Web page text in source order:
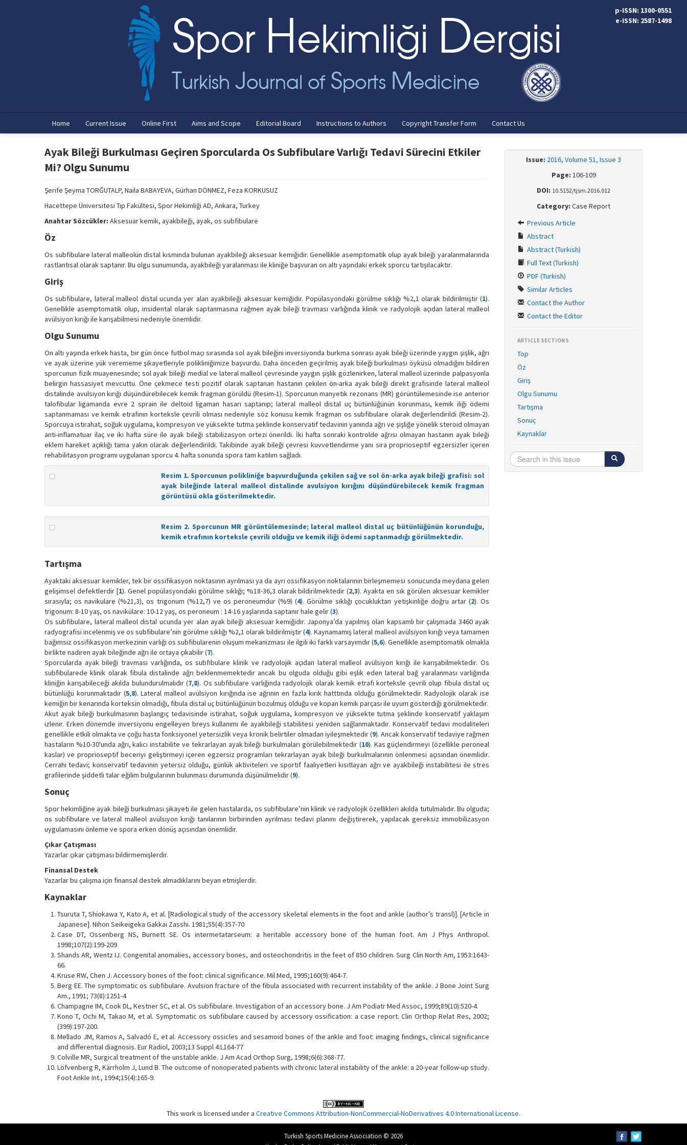
p-ISSN: 1300-0551
e-ISSN: 2587-1498
Home Current Issue Online First Aims and Scope Editorial Board Instructions to Authors Copyright Transfer Form Contact Us
Ayak Bileği Burkulması Geçiren Sporcularda Os Subfibulare Varlığı Tedavi Sürecini Etkiler
Mi? Olgu Sunumu
Şerife Şeyma TORĞUTALP, Naila BABAYEVA, Gürhan DÖNMEZ, Feza KORKUSUZ
Hacettepe Üniversitesi Tıp Fakültesi, Spor Hekimliği AD, Ankara, Turkey
Anahtar Sözcükler: Aksesuar kemik, ayakbileği, ayak, os subfibulare
Öz
Os subfibulare lateral malleolün distal kısmında bulunan ayakbileği aksesuar kemiğidir. Genellikle asemptomatik olup ayak bileği yaralanmalarında
rastlantısal olarak saptanır. Bu olgu sunumunda, ayakbileği yaralanması ile kliniğe başvuran on altı yaşındaki erkek sporcu tartışılacaktır.
Giriş
Os subfibulare, lateral malleol distal ucunda yer alan ayakbileği aksesuar kemiğidir. Popülasyondaki görülme sıklığı %2,1 olarak bildirilmiştir (1).
Genellikle asemptomatik olup, insidental olarak saptanmasına rağmen ayak bileği travması varlığında klinik ve radyolojik açıdan lateral malleol
avülsiyon kırığı ile karışabilmesi nedeniyle önemlidir.
Olgu Sunumu
On altı yaşında erkek hasta, bir gün önce futbol maçı sırasında sol ayak bileğini inversiyonda burkma sonrası ayak bileği üzerinde yaygın şişlik, ağrı
ve ayak üzerine yük verememe şikayetleriyle polikliniğimize başvurdu. Daha önceden geçirilmiş ayak bileği burkulması öyküsü olmadığını bildiren
sporcunun fizik muayenesinde; sol ayak bileği medial ve lateral malleol çevresinde yaygın şişlik gözlenirken, lateral malleol üzerinde palpasyonla
belirgin hassasiyet mevcuttu. Öne çekmece testi pozitif olarak saptanan hastanın çekilen ön-arka ayak bileği direkt grafisinde lateral malleol
distalinde avulsiyon kırığı düşündürebilecek kemik fragman görüldü (Resim-1). Sporcunun manyetik rezonans (MR) görüntülemesinde ise anterior
talofibular ligamanda evre 2 sprain ile deltoid ligaman hasarı saptanıp; lateral malleol distal uç bütünlüğünün korunması, kemik iliği ödemi
saptanmaması ve kemik etrafının korteksle çevrili olması nedeniyle söz konusu kemik fragman os subfibulare olarak değerlendirildi (Resim-2).
Sporcuya istirahat, soğuk uygulama, kompresyon ve yüksekte tutma şeklinde konservatif tedavinin yanında ağrı ve şişliğe yönelik steroid olmayan
anti-inflamatuar ilaç ve iki hafta süre ile ayak bileği stabilizasyon ortezi önerildi. İki hafta sonraki kontrolde ağrısı olmayan hastanın ayak bileği
eklem hareket açıklığı tama yakın olarak değerlendirildi. Takibinde ayak bileği çevresi kuvvetlendirme yanı sıra proprioseptif egzersizler içeren
rehabilitasyon programı uygulanan sporcu 4. hafta sonunda spora tam katılım sağladı.
Resim 1. Sporcunun polikliniğe başvurduğunda çekilen sağ ve sol ön-arka ayak bileği grafisi: sol
ayak bileğinde lateral malleol distalinde avulsiyon kırığını düşündürebilecek kemik fragman
görüntüsü okla gösterilmektedir.
Resim 2. Sporcunun MR görüntülemesinde; lateral malleol distal uç bütünlüğünün korunduğu,
kemik etrafının korteksle çevrili olduğu ve kemik iliği ödemi saptanmadığı görülmektedir.
Tartışma
Ayaktaki aksesuar kemikler, tek bir ossifikasyon noktasının ayrılması ya da ayrı ossifikasyon noktalarının birleşmemesi sonucunda meydana gelen
gelişimsel defektlerdir [1). Genel popülasyondaki görülme sıklığı; %18-36,3 olarak bildirilmektedir (2,3). Ayakta en sık görülen aksesuar kemikler
sırasıyla; os navikulare (%21,3), os trigonum (%12,7) ve os peroneumdur (%9) (4). Görülme sıklığı çocukluktan yetişkinliğe doğru artar (2). Os
trigonum: 8-10 yaş, os navikülare: 10-12 yaş, os peroneum : 14-16 yaşlarında saptanır hale gelir (3).
Os subfibulare, lateral malleol distal ucunda yer alan ayak bileği aksesuar kemiğidir. Japonya’da yapılmış olan kapsamlı bir çalışmada 3460 ayak
radyografisi incelenmiş ve os subfibulare’nin görülme sıklığı %2,1 olarak bildirilmiştir (4). Kaynamamış lateral malleol avülsiyon kırığı veya tamamen
bağımsız ossifikasyon merkezinin varlığı os subfibularenin oluşum mekanizması ile ilgili iki farklı varsayımdır (5,6). Genellikle asemptomatik olmakla
birlikte nadiren ayak bileğinde ağrı ile ortaya çıkabilir (7).
Sporcularda ayak bileği travması varlığında, os subfibulare klinik ve radyolojik açıdan lateral malleol avülsiyon kırığı ile karışabilmektedir. Os
subfibularede klinik olarak fibula distalinde ağrı beklenmemektedir ancak bu olguda olduğu gibi eşlik eden lateral bağ yaralanması varlığında
kliniğin karışabileceği akılda bulundurulmalıdır (7,8). Os subfibulare varlığında radyolojik olarak kemik etrafı korteksle çevrili olup fibula distal uç
bütünlüğü korunmaktadır (5,8). Lateral malleol avülsiyon kırığında ise ağrının en fazla kırık hatttında olduğu görülmektedir. Radyolojik olarak ise
kemiğin bir kenarında korteksin olmadığı, fibula distal uç bütünlüğünün bozulmuş olduğu ve kopan kemik parçası ile uyum gösterdiği görülmektedir.
Akut ayak bileği burkulmasının başlangıç tedavisinde istirahat, soğuk uygulama, kompresyon ve yüksekte tutma şeklinde konservatif yaklaşım
izlenir. Erken dönemde inversiyonu engelleyen breys kullanımı ile ayakbileği stabilitesi yeniden sağlanmaktadır. Konservatif tedavi modaliteleri
genellikle etkili olmakta ve çoğu hasta fonksiyonel yetersizlik veya kronik belirtiler olmadan iyileşmektedir (9). Ancak konservatif tedaviye rağmen
hastaların %10-30'unda ağrı, kalıcı instabilite ve tekrarlayan ayak bileği burkulmaları görülebilmektedir (10). Kas güçlendirmeyi (özellikle peroneal
kaslar) ve proprioseptif beceriyi geliştirmeyi içeren egzersiz programları tekrarlayan ayak bileği burkulmalarının önlenmesi açısından önemlidir.
Cerrahi tedavi; konservatif tedavinin yetersiz olduğu, günlük aktiviteleri ve sportif faaliyetleri kısıtlayan ağrı ve ayakbileği instabilitesi ile stres
grafilerinde şiddetli talar eğilim bulgularının bulunması durumunda düşünülmelidir (9).
Sonuç
Spor hekimliğine ayak bileği burkulması şikayeti ile gelen hastalarda, os subfibulare’nin klinik ve radyolojik özellikleri akılda tutulmalıdır. Bu olguda;
os subfibulare ve lateral malleol avülsiyon kırığı tanılarının birbirinden ayrılması tedavi planını değiştirerek, yapılacak gereksiz immobilizasyon
uygulamasını önleme ve spora erken dönüş açısından önemlidir.
Çıkar Çatışması
Yazarlar çıkar çatışması bildirmemişlerdir.
Finansal Destek
Yazarlar bu çalışma için finansal destek almadıklarını beyan etmişlerdir.
Kaynaklar
Tsuruta T, Shiokawa Y, Kato A, et al. [Radiological study of the accessory skeletal elements in the foot and ankle (author’s transl)]. [Article in
Japanese]. Nihon Seikeigeka Gakkai Zasshi. 1981;55(4):357-70
Case DT, Ossenberg NS, Burnett SE. Os intermetatarseum: a heritable accessory bone of the human foot. Am J Phys Anthropol.
1998;107(2):199-209
Shands AR, Wentz IJ. Congenital anomalies, accessory bones, and osteochondritis in the feet of 850 children. Surg Clin North Am, 1953:1643-
66.
Kruse RW, Chen J. Accessory bones of the foot: clinical significance. Mil Med, 1995;160(9):464-7.
Berg EE. The symptomatic os subfibulare. Avulsion fracture of the fibula associated with recurrent instability of the ankle. J Bone Joint Surg
Am., 1991; 73(8):1251-4
Champagne IM, Cook DL, Kestner SC, et al. Os subfibulare. Investigation of an accessory bone. J Am Podiatr Med Assoc, 1999;89(10):520-4.
Kono T, Ochi M, Takao M, et al. Symptomatic os subfibulare caused by accessory ossification: a case report. Clin Orthop Relat Res, 2002;
(399):197-200.
Mellado JM, Ramos A, Salvadó E, et al. Accessory ossicles and sesamoid bones of the ankle and foot: imaging findings, clinical significance
and differential diagnosis. Eur Radiol, 2003;13 Suppl 4:L164-77
Colville MR, Surgical treatment of the unstable ankle. J Am Acad Orthop Surg, 1998;6(6):368-77.
Löfvenberg R, Kärrholm J, Lund B. The outcome of nonoperated patients with chronic lateral instability of the ankle: a 20-year follow-up study.
Foot Ankle Int., 1994;15(4):165-9.
Issue: 2016, Volume 51, Issue 3
Page: 106-109
DOI: 10.5152/tjsm.2016.012
Category: Case Report
Previous Article
Abstract
Abstract (Turkish)
Full Text (Turkish)
PDF (Turkish)
Similar Articles
Contact the Author
Contact the Editor
ARTICLE SECTIONS
Top
Öz
Giriş
Olgu Sunumu
Tartışma
Sonuç
Kaynaklar
This work is licensed under a Creative Commons Attribution-NonCommercial-NoDerivatives 4.0 International License.
Turkish Sports Medicine Association © 2026